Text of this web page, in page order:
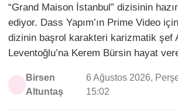
“Grand Maison İstanbul” dizisinin
ediyor. Dass Yapım’ın Prime Video için
dizinin başrol karakteri karizmatik şef
Leventoğlu’na Kerem Bürsin hayat
Birsen
Altuntaş
6 Ağustos 2026,
15:02